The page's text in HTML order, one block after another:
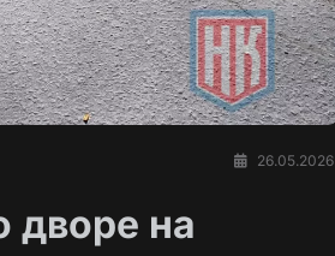
26.05.2026
дворе на